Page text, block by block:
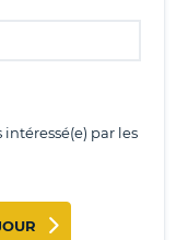
par les